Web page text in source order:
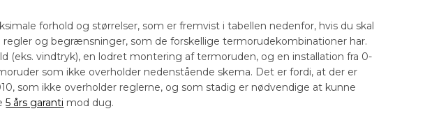
forhold og størrelser, som er fremvist i tabellen nedenfor, hvis du skal
og begrænsninger, som de forskellige termorudekombinationer har.
(eks. vindtryk), en lodret montering af termoruden, og en installation fra 0-
som ikke overholder nedenstående skema. Det er fordi, at der er
som ikke overholder reglerne, og som stadig er nødvendige at kunne
5 års garanti mod dug.